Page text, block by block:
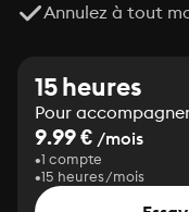
Annulez à tout
15 heures
Pour
9.99 € /mois
1 compte
15 heures/mois